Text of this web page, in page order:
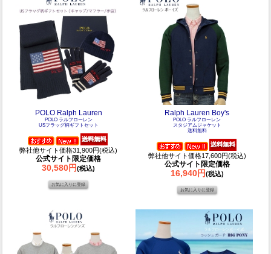
POLO Ralph Lauren
POLO ラルフローレン
USフラッグ柄ギフトセット
弊社他サイト価格31,900円(税込)
公式サイト限定価格
30,580円(税込)
Ralph Lauren Boy's
POLO ラルフローレン
スタジアムジャケット
送料無料
弊社他サイト価格17,600円(税込)
公式サイト限定価格
16,940円(税込)